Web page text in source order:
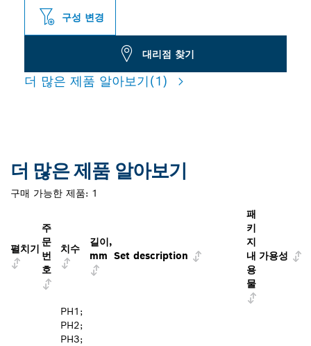
구성 변경
대리점 찾기
더 많은 제품 알아보기(1)
더 많은 제품 알아보기
구매 가능한 제품: 1
펼치기
주
문
번
호
치수
길이,
mm Set description
패
키
지
내
용
물
가용성
PH1;
PH2;
PH3;